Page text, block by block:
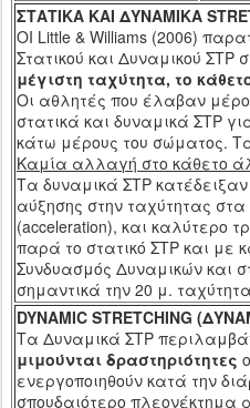
ΣΤΑΤΙΚΑ ΚΑΙ ΔΥΝΑΜΙΚΑ
ΟΙ Little & Williams (2006)
Στατικού και Δυναμικού ΣΤΡ
μέγιστη ταχύτητα, το
Οι αθλητές που έλαβαν
στατικά και δυναμικά ΣΤΡ
κάτω μέρους του σώματος.
Καμία αλλαγή στο κάθετο
Τα δυναμικά ΣΤΡ
αύξησης στην ταχύτητας
(acceleration), και καλύτερο
παρά το στατικό ΣΤΡ και με
Συνδυασμός Δυναμικών και
σημαντικά την 20 μ.
DYNAMIC STRETCHING (
Τα Δυναμικά ΣΤΡ
μιμούνται δραστηριότητες
ενεργοποιηθούν κατά την
σπουδαιότερο πλεονέκτημα